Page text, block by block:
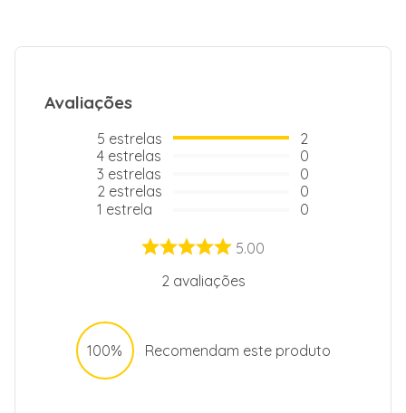
Avaliações
5 estrelas
4 estrelas
3 estrelas
2 estrelas
1 estrela
2
0
0
0
0
5.00
2 avaliações
100% Recomendam este produto